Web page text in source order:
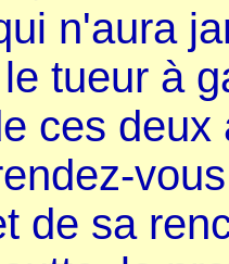
n'aura
tueur à
ces
de sa